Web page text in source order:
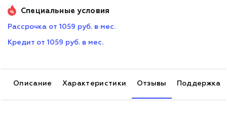
Специальные условия
Рассрочка от 1059 руб. в мес.
Кредит от 1059 руб. в мес.
Описание Характеристики Отзывы Поддержка